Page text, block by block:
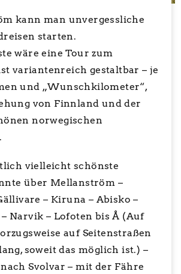
kann man unvergessliche
starten.
wäre eine Tour zum
variantenreich gestaltbar – je
und „Wunschkilometer“,
von Finnland und der
norwegischen
vielleicht schönste
über Mellanström –
– Kiruna – Abisko –
Narvik – Lofoten bis Å (Auf
auf Seitenstraßen
soweit das möglich ist.) –
Svolvar – mit der Fähre